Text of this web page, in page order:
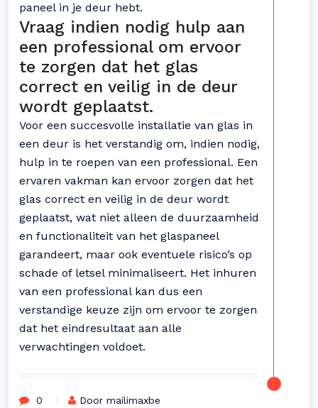
paneel in je deur hebt.
Vraag indien nodig hulp aan
een professional om ervoor
te zorgen dat het glas
correct en veilig in de deur
wordt geplaatst.
Voor een succesvolle installatie van glas in
een deur is het verstandig om, indien nodig,
hulp in te roepen van een professional. Een
ervaren vakman kan ervoor zorgen dat het
glas correct en veilig in de deur wordt
geplaatst, wat niet alleen de duurzaamheid
en functionaliteit van het glaspaneel
garandeert, maar ook eventuele risico’s op
schade of letsel minimaliseert. Het inhuren
van een professional kan dus een
verstandige keuze zijn om ervoor te zorgen
dat het eindresultaat aan alle
verwachtingen voldoet.
0 Door mailimaxbe